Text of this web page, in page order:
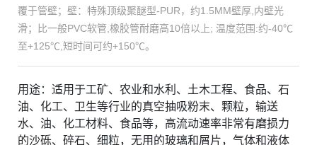
覆于管壁；壁：特殊顶级聚醚型-PUR，约1.5MM壁厚,内壁光
滑；比一般PVC软管,橡胶管耐磨高10倍以上; 温度范围:约-40℃
至+125℃,短时间可约+150℃。
用途：适用于工矿、农业和水利、土木工程、食品、石
油、化工、卫生等行业的真空抽吸粉末、颗粒，输送
水、油、化工材料、食品等，高流动速率非常有磨损力
的沙砾、碎石、细粒，无用的玻璃和屑片，气体和液体